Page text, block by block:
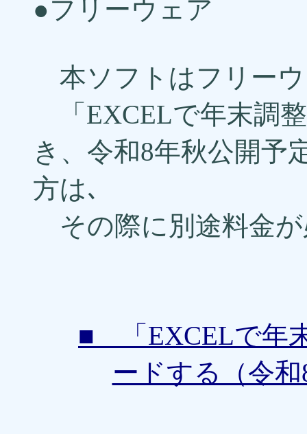
●フリーウェア
本ソフトはフリー
「EXCELで年末調
き、令和8年秋公開予
方は､
その際に別途料金
■ 「EXCELで年
ードする（令